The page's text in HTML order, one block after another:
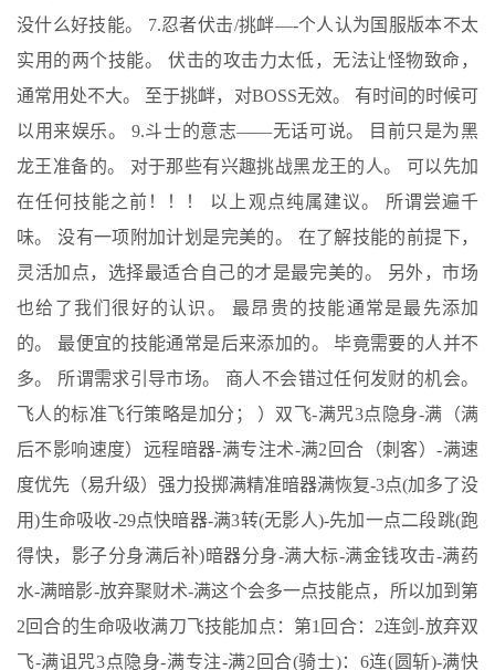
没什么好技能。 7.忍者伏击/挑衅—-个人认为国服版本不太
实用的两个技能。 伏击的攻击力太低，无法让怪物致命，
通常用处不大。 至于挑衅，对BOSS无效。 有时间的时候可
以用来娱乐。 9.斗士的意志——无话可说。 目前只是为黑
龙王准备的。 对于那些有兴趣挑战黑龙王的人。 可以先加
在任何技能之前！！！ 以上观点纯属建议。 所谓尝遍千
味。 没有一项附加计划是完美的。 在了解技能的前提下，
灵活加点，选择最适合自己的才是最完美的。 另外，市场
也给了我们很好的认识。 最昂贵的技能通常是最先添加
的。 最便宜的技能通常是后来添加的。 毕竟需要的人并不
多。 所谓需求引导市场。 商人不会错过任何发财的机会。
飞人的标准飞行策略是加分； ）双飞-满咒3点隐身-满（满
后不影响速度）远程暗器-满专注术-满2回合（刺客）-满速
度优先（易升级）强力投掷满精准暗器满恢复-3点(加多了没
用)生命吸收-29点快暗器-满3转(无影人)-先加一点二段跳(跑
得快，影子分身满后补)暗器分身-满大标-满金钱攻击-满药
水-满暗影-放弃聚财术-满这个会多一点技能点，所以加到第
2回合的生命吸收满刀飞技能加点：第1回合：2连剑-放弃双
飞-满诅咒3点隐身-满专注-满2回合(骑士)：6连(圆斩)-满快